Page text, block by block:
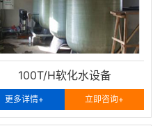
100T/H软化水设备
更多详情+ 立即咨询+